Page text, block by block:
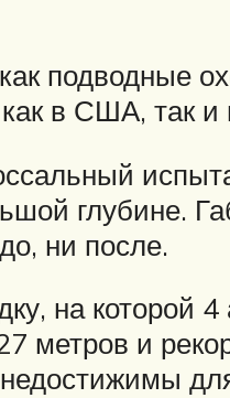
подводные
в США, так
глубине.
ни после.
на которой
метров и